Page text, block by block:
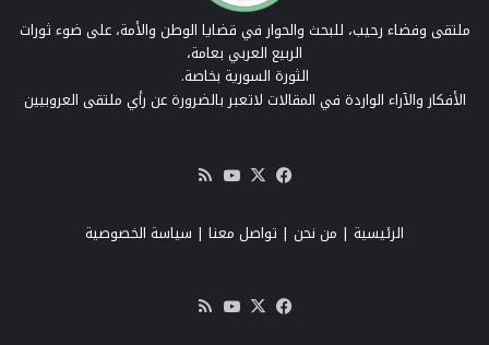
ملتقى وفضاء رحيب، للبحث والحوار في قضايا الوطن والأمة، على ضوء ثورات
الربيع العربي بعامة،
الثورة السورية بخاصة.
الأفكار والآراء الواردة في المقالات لاتعبر بالضرورة عن رأي ملتقى العروبيين
فيسبوك
‫X
‫YouTube
RSS
الرئيسية | من نحن | تواصل معنا | سياسة الخصوصية
فيسبوك
‫X
‫YouTube